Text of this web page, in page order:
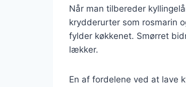
Når man tilbereder
krydderurter som rosmarin
fylder køkkenet. Smørret
lækker.
En af fordelene ved at lave